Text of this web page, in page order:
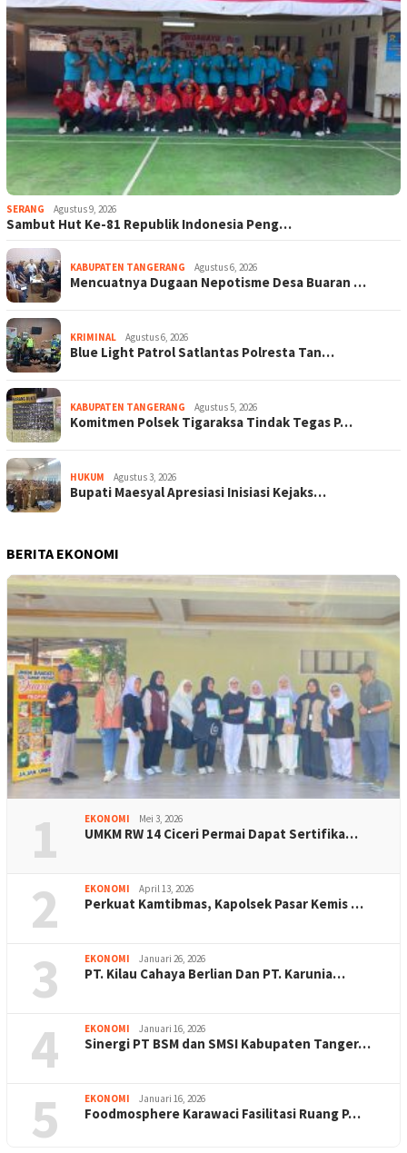
SERANG Agustus 9, 2026
Sambut Hut Ke-81 Republik Indonesia Peng…
KABUPATEN TANGERANG Agustus 6, 2026
Mencuatnya Dugaan Nepotisme Desa Buaran …
KRIMINAL Agustus 6, 2026
Blue Light Patrol Satlantas Polresta Tan…
KABUPATEN TANGERANG Agustus 5, 2026
Komitmen Polsek Tigaraksa Tindak Tegas P…
HUKUM Agustus 3, 2026
Bupati Maesyal Apresiasi Inisiasi Kejaks…
BERITA EKONOMI
1 EKONOMI Mei 3, 2026
UMKM RW 14 Ciceri Permai Dapat Sertifika…
2 EKONOMI April 13, 2026
Perkuat Kamtibmas, Kapolsek Pasar Kemis …
3 EKONOMI Januari 26, 2026
PT. Kilau Cahaya Berlian Dan PT. Karunia…
4 EKONOMI Januari 16, 2026
Sinergi PT BSM dan SMSI Kabupaten Tanger…
5 EKONOMI Januari 16, 2026
Foodmosphere Karawaci Fasilitasi Ruang P…